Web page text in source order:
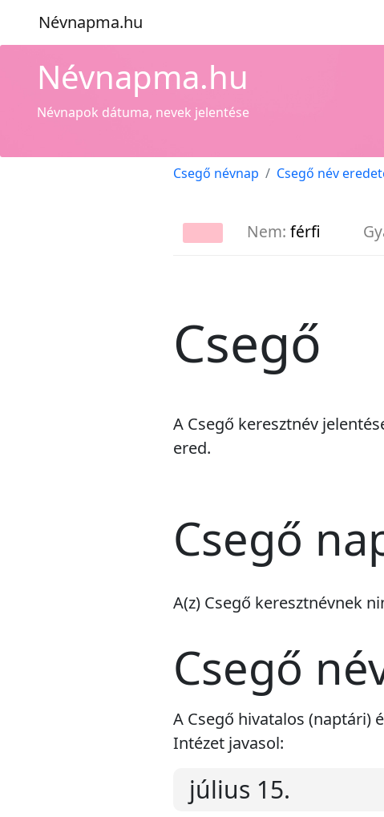
Névnapma.hu
Névnapma.hu
Névnapok dátuma, nevek jelentése
Csegő névnap Csegő név
Nem: férfi
Csegő
A Csegő keresztnév
ered.
Csegő
A(z) Csegő keresztnévnek
Csegő
A Csegő hivatalos (naptári)
Intézet javasol:
július 15.